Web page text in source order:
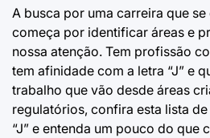
A busca por uma carreira que
começa por identificar áreas e
nossa atenção. Tem profissão
tem afinidade com a letra “J” e
trabalho que vão desde áreas
regulatórios, confira esta lista
“J” e entenda um pouco do que